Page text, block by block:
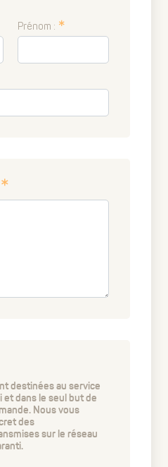
Prénom :
destinées au service
et dans le seul but de
Nous vous
des
sur le réseau